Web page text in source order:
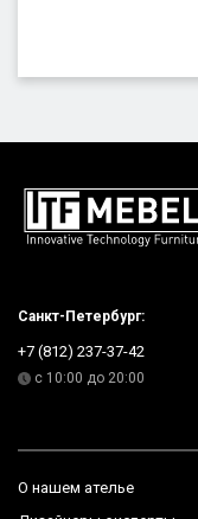
Санкт-Петербург:
+7 (812) 237-37-42
с 10:00 до 20:00
О нашем ателье